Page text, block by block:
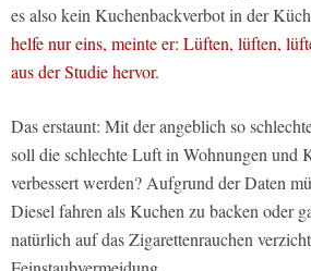
es also kein Kuchenbackverbot in der
helfe nur eins, meinte er: Lüften, lüften,
aus der Studie hervor.
Das erstaunt: Mit der angeblich so
soll die schlechte Luft in Wohnungen und
verbessert werden? Aufgrund der Daten
Diesel fahren als Kuchen zu backen oder
natürlich auf das Zigarettenrauchen